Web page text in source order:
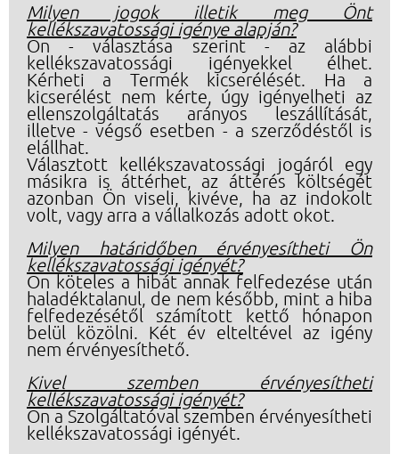
Milyen jogok illetik meg Önt
kellékszavatossági igénye alapján?
Ön - választása szerint - az alábbi
kellékszavatossági igényekkel élhet.
Kérheti a Termék kicserélését. Ha a
kicserélést nem kérte, úgy igényelheti az
ellenszolgáltatás arányos leszállítását,
illetve - végső esetben - a szerződéstől is
elállhat.
Választott kellékszavatossági jogáról egy
másikra is áttérhet, az áttérés költségét
azonban Ön viseli, kivéve, ha az indokolt
volt, vagy arra a vállalkozás adott okot.
Milyen határidőben érvényesítheti Ön
kellékszavatossági igényét?
Ön köteles a hibát annak felfedezése után
haladéktalanul, de nem később, mint a hiba
felfedezésétől számított kettő hónapon
belül közölni. Két év elteltével az igény
nem érvényesíthető.
Kivel szemben érvényesítheti
kellékszavatossági igényét?
Ön a Szolgáltatóval szemben érvényesítheti
kellékszavatossági igényét.